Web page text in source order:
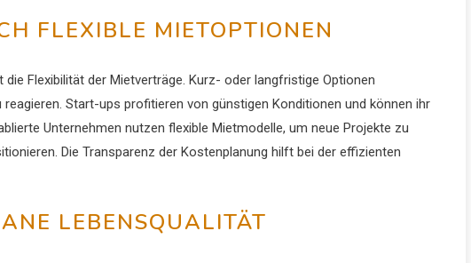
FLEXIBLE MIETOPTIONEN
Flexibilität der Mietverträge. Kurz- oder langfristige Optionen
Start-ups profitieren von günstigen Konditionen und können ihr
Unternehmen nutzen flexible Mietmodelle, um neue Projekte zu
Die Transparenz der Kostenplanung hilft bei der effizienten
LEBENSQUALITÄT